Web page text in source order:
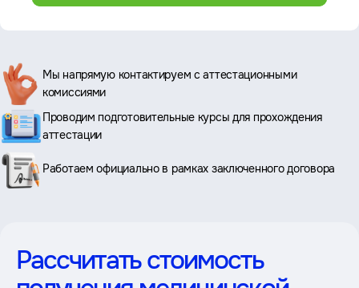
Ключевые
преимущества
Мы напрямую контактируем с аттестационными
комиссиями
Проводим подготовительные курсы для прохождения
аттестации
Работаем официально в рамках заключенного договора
Рассчитать стоимость